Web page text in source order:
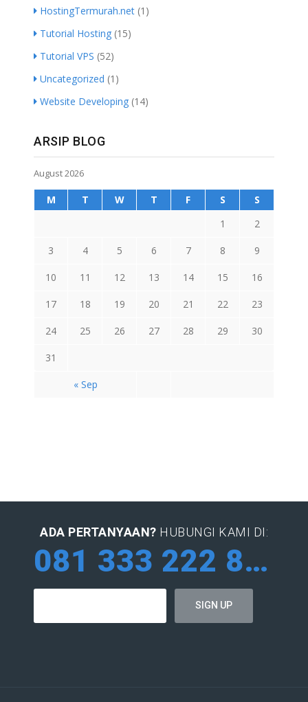
HostingTermurah.net (1)
Tutorial Hosting (15)
Tutorial VPS (52)
Uncategorized (1)
Website Developing (14)
ARSIP BLOG
August 2026
M T W T F S S
« Sep
1 2
3 4 5 6 7 8 9
10 11 12 13 14 15 16
17 18 19 20 21 22 23
24 25 26 27 28 29 30
31
ADA PERTANYAAN? HUBUNGI KAMI DI:
081 333 222 884